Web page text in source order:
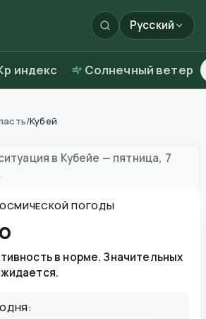
Русский
индекс Солнечный ветер
/Кубей
в Кубейе — пятница, 7
ПОГОДЫ
в норме. Значительных